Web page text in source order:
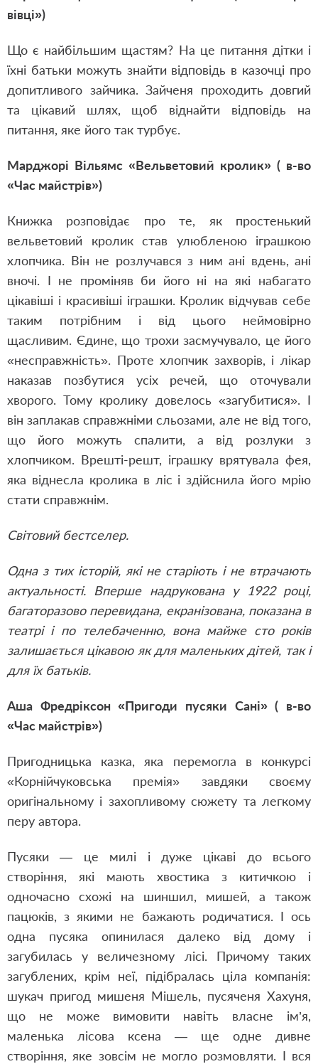
вівці»)
Що є найбільшим щастям? На це питання дітки і
їхні батьки можуть знайти відповідь в казочці про
допитливого зайчика. Зайченя проходить довгий
та цікавий шлях, щоб віднайти відповідь на
питання, яке його так турбує.
Марджорі Вільямс «Вельветовий кролик» ( в-во
«Час майстрів»)
Книжка розповідає про те, як простенький
вельветовий кролик став улюбленою іграшкою
хлопчика. Він не розлучався з ним ані вдень, ані
вночі. І не проміняв би його ні на які набагато
цікавіші і красивіші іграшки. Кролик відчував себе
таким потрібним і від цього неймовірно
щасливим. Єдине, що трохи засмучувало, це його
«несправжність». Проте хлопчик захворів, і лікар
наказав позбутися усіх речей, що оточували
хворого. Тому кролику довелось «загубитися». І
він заплакав справжніми сльозами, але не від того,
що його можуть спалити, а від розлуки з
хлопчиком. Врешті-решт, іграшку врятувала фея,
яка віднесла кролика в ліс і здійснила його мрію
стати справжнім.
Світовий бестселер.
Одна з тих історій, які не старіють і не втрачають
актуальності. Вперше надрукована у 1922 році,
багаторазово перевидана, екранізована, показана в
театрі і по телебаченню, вона майже сто років
залишається цікавою як для маленьких дітей, так і
для їх батьків.
Аша Фредріксон «Пригоди пусяки Сані» ( в-во
«Час майстрів»)
Пригодницька казка, яка перемогла в конкурсі
«Корнійчуковська премія» завдяки своєму
оригінальному і захопливому сюжету та легкому
перу автора.
Пусяки ― це милі і дуже цікаві до всього
створіння, які мають хвостика з китичкою і
одночасно схожі на шиншил, мишей, а також
пацюків, з якими не бажають родичатися. І ось
одна пусяка опинилася далеко від дому і
загубилась у величезному лісі. Причому таких
загублених, крім неї, підібралась ціла компанія:
шукач пригод мишеня Мішель, пусяченя Хахуня,
що не може вимовити навіть власне ім’я,
маленька лісова ксена ― ще одне дивне
створіння, яке зовсім не могло розмовляти. І вся